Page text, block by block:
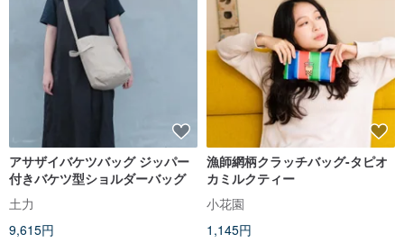
アサザイバケツバッグ ジッパー
付きバケツ型ショルダーバッグ
土力
9,615円
漁師網柄クラッチバッグ-タピオ
カミルクティー
小花園
1,145円